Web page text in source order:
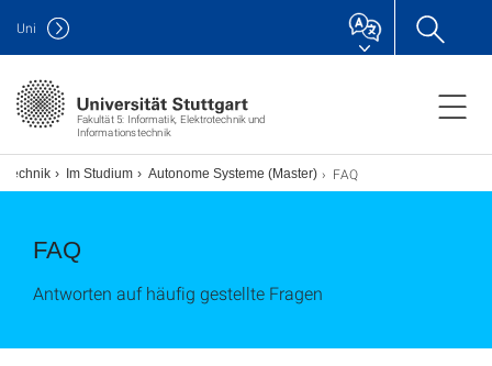
Fakultät 5: Informatik, Elektrotechnik und
Informationstechnik
Uni
Im Studium Autonome Systeme (Master) FAQ
FAQ
Antworten auf häufig gestellte Fragen